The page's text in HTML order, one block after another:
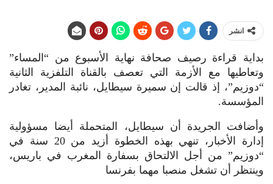
انشر
بداية قراءة رصيف صحافة نهاية الأسبوع من “المساء”
وتعاطيها مع الأزمة التي تعصف بالقناة التلفزية الثانية
“دوزيم”، إذ قالت إن سميرة سيطايل، نائبة المدير، تغادر
المؤسسة.
وأضافت الجريدة أن سيطايل، المتحملة أيضا مسؤولية
إدارة الأخبار، تنهي بهذه الخطوة أزيد من 20 سنة في
“دوزيم” من أجل الالتحاق بسفارة المغرب في باريس،
وينتظر أن تشغل منصبا مهما بفرنسا